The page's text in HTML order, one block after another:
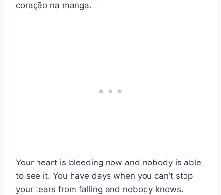
coração na manga.
Your heart is bleeding now and nobody is able
to see it. You have days when you can’t stop
your tears from falling and nobody knows.